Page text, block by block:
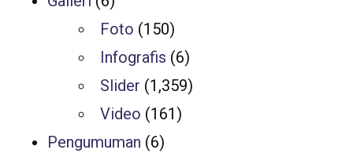
Foto (150)
Infografis (6)
Slider (1,359)
Video (161)
Pengumuman (6)